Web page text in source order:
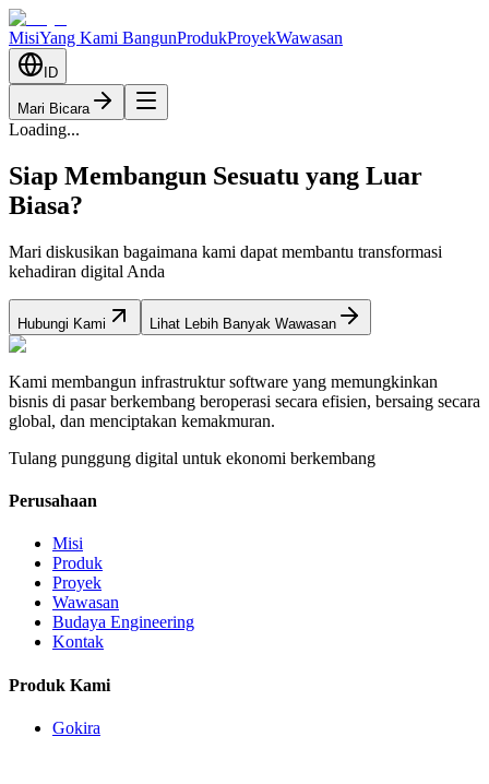
MisiYang Kami BangunProdukProyekWawasan
ID
Mari Bicara
Loading...
Siap Membangun Sesuatu yang Luar
Biasa?
Mari diskusikan bagaimana kami dapat membantu transformasi
kehadiran digital Anda
Hubungi Kami Lihat Lebih Banyak Wawasan
Kami membangun infrastruktur software yang memungkinkan
bisnis di pasar berkembang beroperasi secara efisien, bersaing secara
global, dan menciptakan kemakmuran.
Tulang punggung digital untuk ekonomi berkembang
Perusahaan
Misi
Produk
Proyek
Wawasan
Budaya Engineering
Kontak
Produk Kami
Gokira